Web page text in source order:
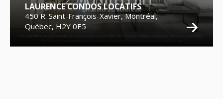
LAURENCE CONDOS LOCATIFS
450 R. Saint-François-Xavier, Montréal,
Québec, H2Y 0E5